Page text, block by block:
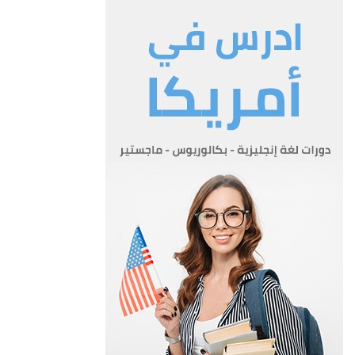
سنويا عن المبالغ المسحوبة من اصل القرض وغير المسددة
اول مارس واول سبتمبر من كل سنة
البند 2-7 مدة القرض عشرون سنة منها فترة سماح قدرها خمس
سنوات ويسدد المقترض اصل القرض طبقا لجدول السداد الموضح
في الجدول رقم (3) بهذه الاتفاقية
المادة 3